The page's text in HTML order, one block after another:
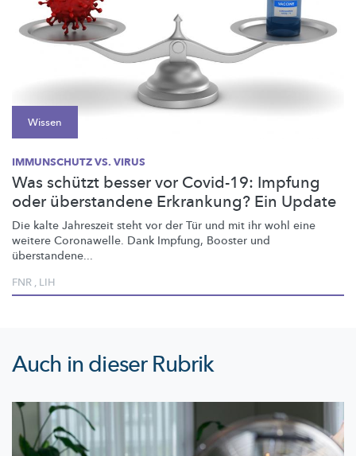
Wissen
IMMUNSCHUTZ VS. VIRUS
Was schützt besser vor Covid-19: Impfung
oder überstandene Erkrankung? Ein Update
Die kalte Jahreszeit steht vor der Tür und mit ihr wohl eine
weitere Coronawelle. Dank Impfung, Booster und
überstandene...
FNR , LIH
Auch in dieser Rubrik